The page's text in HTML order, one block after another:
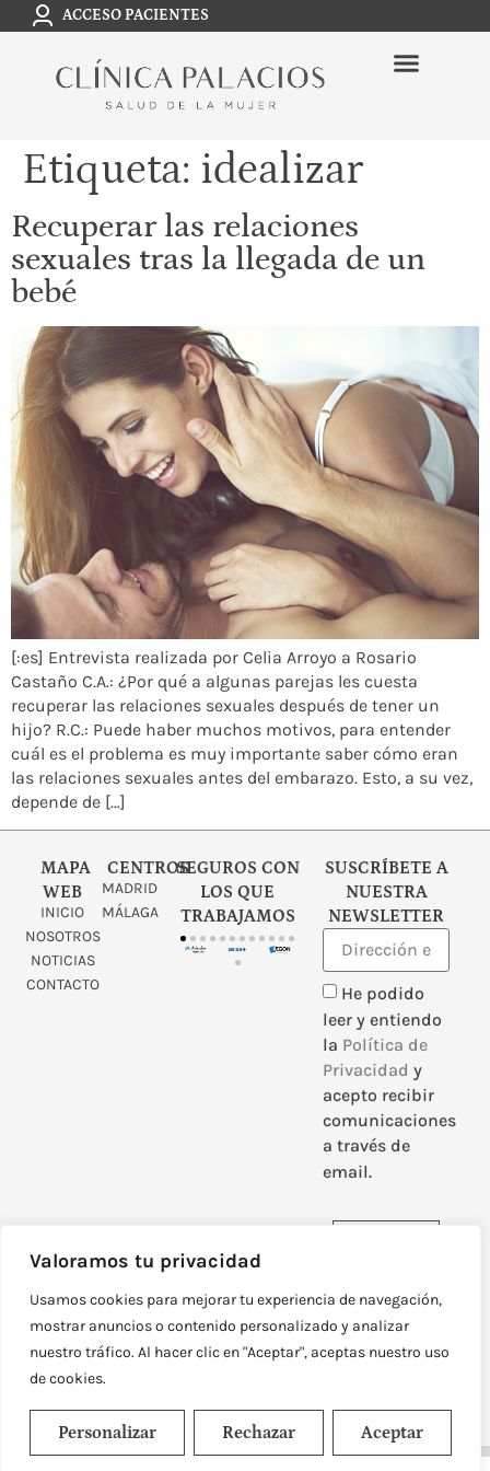
Valoramos tu privacidad
Usamos cookies para mejorar tu experiencia de navegación,
mostrar anuncios o contenido personalizado y analizar
nuestro tráfico. Al hacer clic en "Aceptar", aceptas nuestro uso
de cookies.
Personalizar Rechazar Aceptar
ACCESO PACIENTES
Etiqueta: idealizar
Recuperar las relaciones
sexuales tras la llegada de un
bebé
[:es] Entrevista realizada por Celia Arroyo a Rosario
Castaño C.A.: ¿Por qué a algunas parejas les cuesta
recuperar las relaciones sexuales después de tener un
hijo? R.C.: Puede haber muchos motivos, para entender
cuál es el problema es muy importante saber cómo eran
las relaciones sexuales antes del embarazo. Esto, a su vez,
depende de […]
MAPA
WEB
INICIO
NOSOTROS
NOTICIAS
CONTACTO
CENTROS
MADRID
MÁLAGA
SEGUROS CON
LOS QUE
TRABAJAMOS
SUSCRÍBETE A
NUESTRA
NEWSLETTER
He podido
leer y entiendo
la Política de
Privacidad y
acepto recibir
comunicaciones
a través de
email.
© TODOS LOS DERECHOS RESERVADOS
AVISO LEGAL